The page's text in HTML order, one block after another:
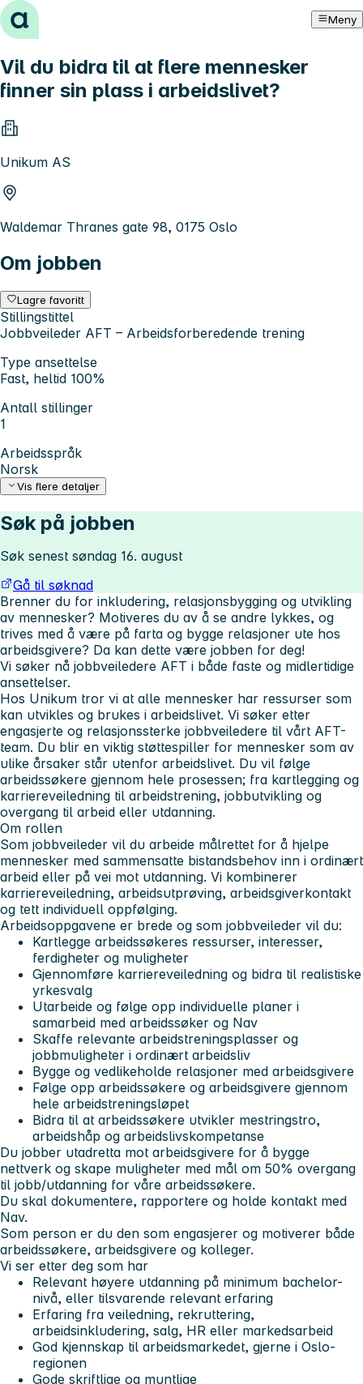
Hopp til innhold Meny
Vil du bidra til at flere mennesker
finner sin plass i arbeidslivet?
Unikum AS
Waldemar Thranes gate 98, 0175 Oslo
Om jobben
Lagre favoritt
Stillingstittel
Jobbveileder AFT – Arbeidsforberedende trening
Type ansettelse
Fast, heltid 100%
Antall stillinger
1
Arbeidsspråk
Norsk
Vis flere detaljer
Søk på jobben
Søk senest søndag 16. august
Gå til søknad
Brenner du for inkludering, relasjonsbygging og utvikling
av mennesker? Motiveres du av å se andre lykkes, og
trives med å være på farta og bygge relasjoner ute hos
arbeidsgivere? Da kan dette være jobben for deg!
Vi søker nå jobbveiledere AFT i både faste og midlertidige
ansettelser.
Hos Unikum tror vi at alle mennesker har ressurser som
kan utvikles og brukes i arbeidslivet. Vi søker etter
engasjerte og relasjonssterke jobbveiledere til vårt AFT-
team. Du blir en viktig støttespiller for mennesker som av
ulike årsaker står utenfor arbeidslivet. Du vil følge
arbeidssøkere gjennom hele prosessen; fra kartlegging og
karriereveiledning til arbeidstrening, jobbutvikling og
overgang til arbeid eller utdanning.
Om rollen
Som jobbveileder vil du arbeide målrettet for å hjelpe
mennesker med sammensatte bistandsbehov inn i ordinært
arbeid eller på vei mot utdanning. Vi kombinerer
karriereveiledning, arbeidsutprøving, arbeidsgiverkontakt
og tett individuell oppfølging.
Arbeidsoppgavene er brede og som jobbveileder vil du:
Kartlegge arbeidssøkeres ressurser, interesser,
ferdigheter og muligheter
Gjennomføre karriereveiledning og bidra til realistiske
yrkesvalg
Utarbeide og følge opp individuelle planer i
samarbeid med arbeidssøker og Nav
Skaffe relevante arbeidstreningsplasser og
jobbmuligheter i ordinært arbeidsliv
Bygge og vedlikeholde relasjoner med arbeidsgivere
Følge opp arbeidssøkere og arbeidsgivere gjennom
hele arbeidstreningsløpet
Bidra til at arbeidssøkere utvikler mestringstro,
arbeidshåp og arbeidslivskompetanse
Du jobber utadretta mot arbeidsgivere for å bygge
nettverk og skape muligheter med mål om 50% overgang
til jobb/utdanning for våre arbeidssøkere.
Du skal dokumentere, rapportere og holde kontakt med
Nav.
Som person er du den som engasjerer og motiverer både
arbeidssøkere, arbeidsgivere og kolleger.
Vi ser etter deg som har
Relevant høyere utdanning på minimum bachelor-
nivå, eller tilsvarende relevant erfaring
Erfaring fra veiledning, rekruttering,
arbeidsinkludering, salg, HR eller markedsarbeid
God kjennskap til arbeidsmarkedet, gjerne i Oslo-
regionen
Gode skriftlige og muntlige